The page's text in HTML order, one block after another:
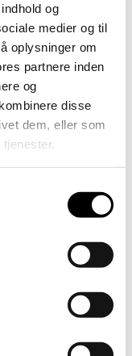
og
medier og til
oplysninger om
partnere inden
og
disse
dem, eller som
(herunder
af tekniske
af emne- og
fagtilsyn,
gårdrum og have
for